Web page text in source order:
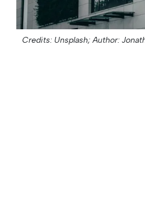
Credits: Unsplash; Author: